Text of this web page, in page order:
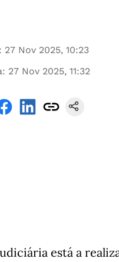
: 27 Nov 2025, 10:23
: 27 Nov 2025, 11:32
está a